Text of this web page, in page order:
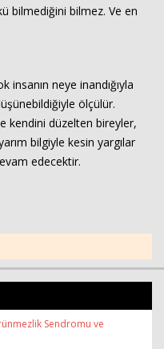
bilmediğini bilmez. Ve en
neye inandığıyla
ölçülür.
kendini düzelten bireyler,
bilgiyle kesin yargılar
edecektir.
Sendromu ve